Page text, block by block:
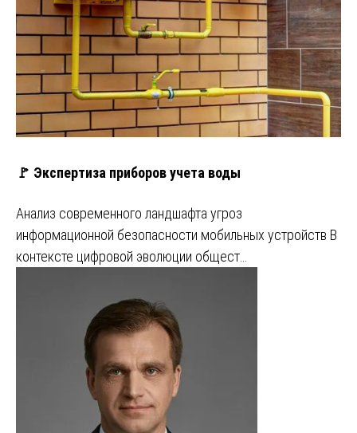
🚩 Экспертиза приборов учета воды
Анализ современного ландшафта угроз
информационной безопасности мобильных устройств В
контексте цифровой эволюции общест…